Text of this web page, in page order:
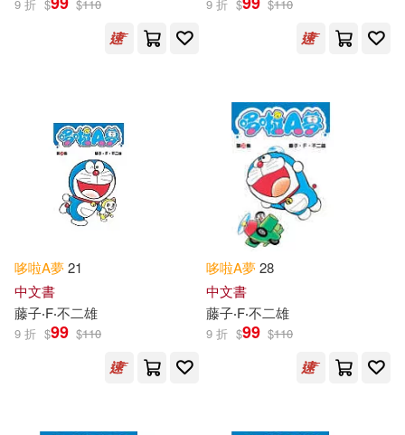
9 折 $ $110 9 折 $ $110
哆啦A夢21
中文書
藤子‧F‧不二雄
9 折 $99 $110
哆啦A夢28
中文書
藤子‧F‧不二雄
9 折 $99 $110